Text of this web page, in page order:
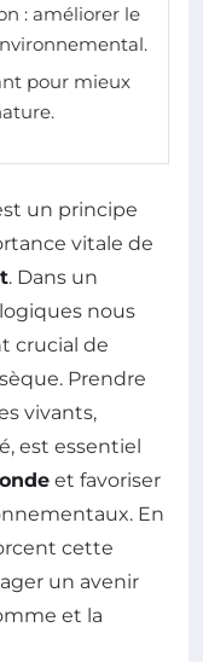
: améliorer le
pour mieux
un principe
vitale de
. Dans un
nous
crucial de
Prendre
vivants,
est essentiel
et favoriser
En
cette
un avenir
et la